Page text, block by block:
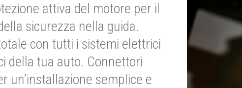
attiva del motore per il
sicurezza nella guida.
con tutti i sistemi elettrici
della tua auto. Connettori
un’installazione semplice e